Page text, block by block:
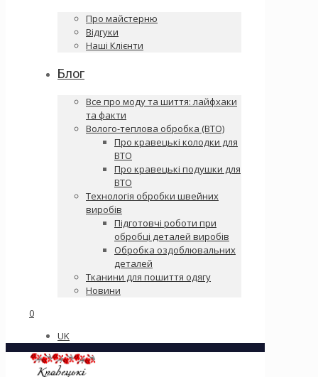
Про майстерню
Відгуки
Наші Клієнти
Блог
Все про моду та шиття: лайфхаки
та факти
Волого-теплова обробка (ВТО)
Про кравецькі колодки для
ВТО
Про кравецькі подушки для
ВТО
Технологія обробки швейних
виробів
Підготовчі роботи при
обробці деталей виробів
Обробка оздоблювальних
деталей
Тканини для пошиття одягу
Новини
0
UK